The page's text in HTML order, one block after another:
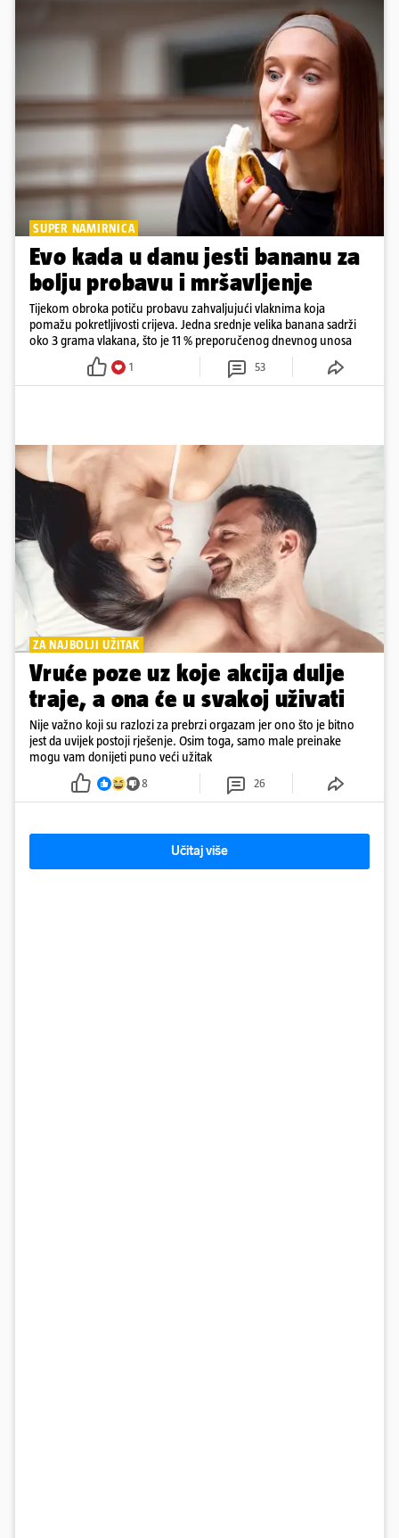
SUPER NAMIRNICA
Evo kada u danu jesti bananu za
bolju probavu i mršavljenje
Tijekom obroka potiču probavu zahvaljujući vlaknima koja
pomažu pokretljivosti crijeva. Jedna srednje velika banana sadrži
oko 3 grama vlakana, što je 11 % preporučenog dnevnog unosa
1 53
ZA NAJBOLJI UŽITAK
Vruće poze uz koje akcija dulje
traje, a ona će u svakoj uživati
Nije važno koji su razlozi za prebrzi orgazam jer ono što je bitno
jest da uvijek postoji rješenje. Osim toga, samo male preinake
mogu vam donijeti puno veći užitak
8 26
Učitaj više